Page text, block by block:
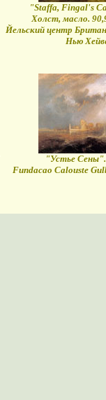
"Staffa, Fingal's
Холст, масло.
Йельский центр
Нью
"Устье Сены".
Fundacao Calouste